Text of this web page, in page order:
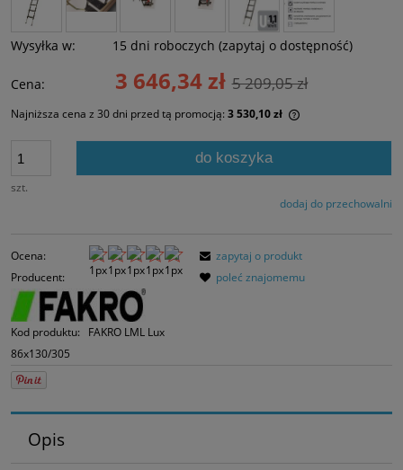
Wysyłka w: 15 dni roboczych (zapytaj o dostępność)
Cena: 3 646,34 zł 5 209,05 zł
Najniższa cena z 30 dni przed tą promocją: 3 530,10 zł
szt.
do koszyka
dodaj do przechowalni
Ocena:
Producent:
Kod produktu:
FAKRO LML Lux
86x130/305
zapytaj o produkt
poleć znajomemu
Opis